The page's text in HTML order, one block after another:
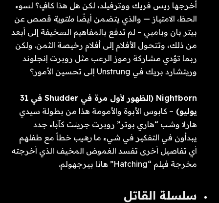
أخرجها ريس فريك ووترفيلد، لكن هل هذا كافٍ؟ لسوء
الحظ، الامتياز — والذي يتضمن أيضًا ملتوية قصص عن
بيتر بان وبامبي – لم تدفع بالمفاهيم السخيفة إلى أبعد
من ذلك، وتتحول الأفلام إلى أفلام رخيصة الثمن. ولكن
ربما تؤدي مشاركة رموز الرعب مثل روبرت إنجلوند
وريتشارد بريك في Unstrung إلى تحسين الأمور؟
Nightborn (الظهور لأول مرة في Shudder في 31
يوليو) – كابوس الأبوة والأمومة هذا من بطولة سيدي
هارلا وشب “هاري بوتر” روبرت جرينت كآباء جدد
يبدأون في التفكير في شيء ما رهيب خطأ مع طفلهم
أي تفاصيل أخرى تفسد الغموض المخيف الذي أخرجته
مخرجة فيلم “Hatching” هانا بيرجهولم.
سلسلة القاتل